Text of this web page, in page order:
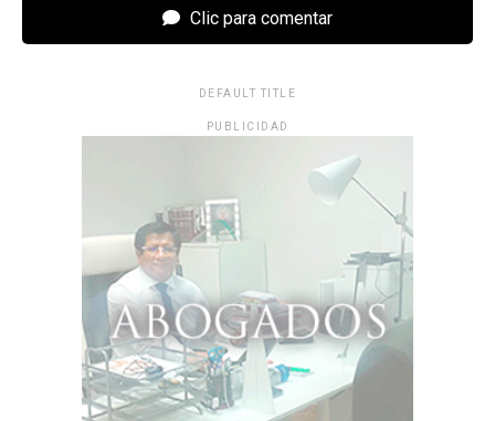
Clic para comentar
DEFAULT TITLE
PUBLICIDAD